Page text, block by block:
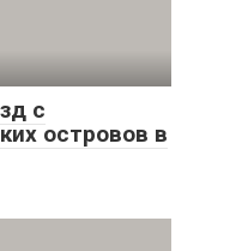
с
островов в